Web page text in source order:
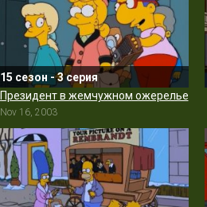
15 сезон - 3 серия
Президент в жемчужном ожерелье
Nov 16, 2003